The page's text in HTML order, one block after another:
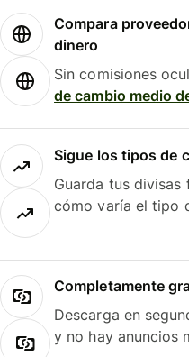
Compara
dinero
Sin comisiones
de cambio medio
Sigue los tipos de
Guarda tus
cómo varía el tipo
Completamente
Descarga en
y no hay anuncios